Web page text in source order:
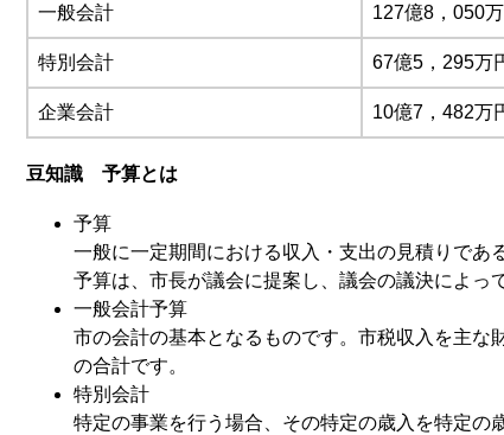
一般会計 127億8，050
特別会計 67億5，295万
企業会計 10億7，482万
豆知識 予算とは
予算
一般に一定期間における収入・支出の見積りであ
予算は、市長が議会に提案し、議会の議決によっ
一般会計予算
市の会計の基本となるものです。市税収入を主
の合計です。
特別会計
特定の事業を行う場合、その特定の歳入を特定の